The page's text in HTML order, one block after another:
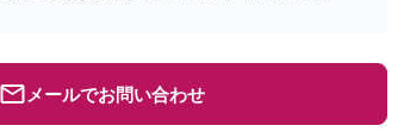
メールでお問い合わせ